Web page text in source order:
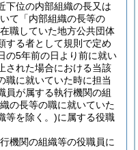
下位の内部組織の長又は
て「内部組織の長等の
職していた地方公共団体
する者として規則で定め
の5年前の日より前に就い
された場合における当該
職に就いていた時に担当
員が属する執行機関の組
の長等の職に就いていた
等を除く。)に属する役職
機関の組織等の役職員に